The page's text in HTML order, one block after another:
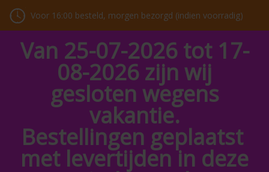
Voor 16:00 besteld, morgen bezorgd (indien voorradig)
Van 25-07-2026 tot 17-
08-2026 zijn wij
gesloten wegens
vakantie.
Bestellingen geplaatst
met levertijden in deze